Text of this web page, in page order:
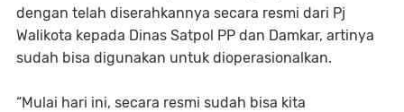
dengan telah diserahkannya secara resmi dari Pj
Walikota kepada Dinas Satpol PP dan Damkar, artinya
sudah bisa digunakan untuk dioperasionalkan.
“Mulai hari ini, secara resmi sudah bisa kita